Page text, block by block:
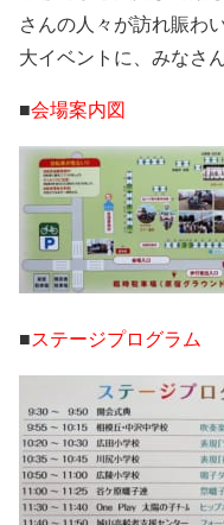
さんの人々が訪れ賑わ
大イベントに、みなさ
■会場案内図
■ステージプログラム